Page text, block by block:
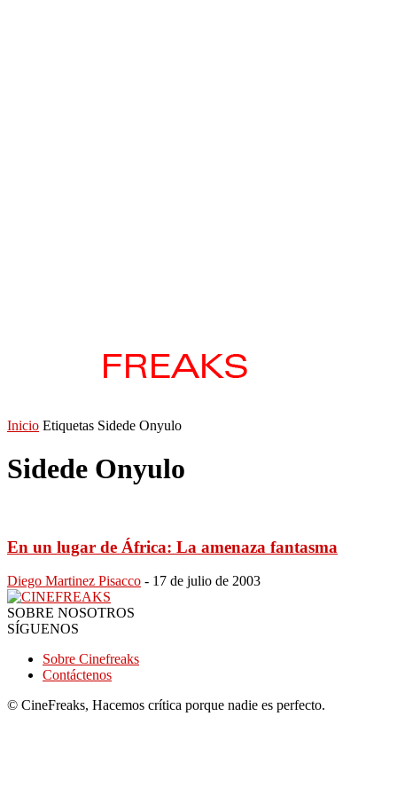
Inicio Etiquetas Sidede Onyulo
Sidede Onyulo
En un lugar de África: La amenaza fantasma
Diego Martinez Pisacco - 17 de julio de 2003
SOBRE NOSOTROS
SÍGUENOS
Sobre Cinefreaks
Contáctenos
© CineFreaks, Hacemos crítica porque nadie es perfecto.